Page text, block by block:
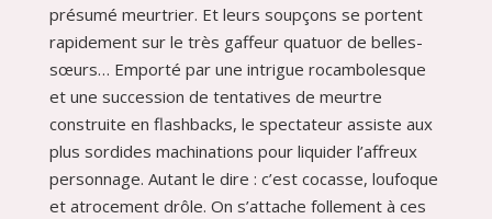
présumé meurtrier. Et leurs soupçons se portent
rapidement sur le très gaffeur quatuor de belles-
sœurs… Emporté par une intrigue rocambolesque
et une succession de tentatives de meurtre
construite en flashbacks, le spectateur assiste aux
plus sordides machinations pour liquider l’affreux
personnage. Autant le dire : c’est cocasse, loufoque
et atrocement drôle. On s’attache follement à ces